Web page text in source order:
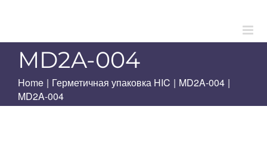
MD2A-004
Home | Герметичная упаковка HIC | MD2A-004 |
MD2A-004